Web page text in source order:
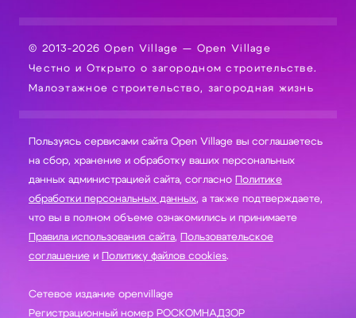
© 2013-2026 Open Village — Open Village
Честно и Открыто о загородном строительстве.
Малоэтажное строительство, загородная жизнь
Пользуясь сервисами сайта Open Village вы соглашаетесь
на сбор, хранение и обработку ваших персональных
данных администрацией сайта, согласно Политике
обработки персональных данных, а также подтверждаете,
что вы в полном объеме ознакомились и принимаете
Правила использования сайта, Пользовательское
соглашение и Политику файлов cookies.
Сетевое издание openvillage
Регистрационный номер РОСКОМНАДЗОР